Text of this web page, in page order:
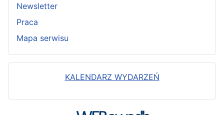
Newsletter
Praca
Mapa serwisu
KALENDARZ WYDARZEŃ